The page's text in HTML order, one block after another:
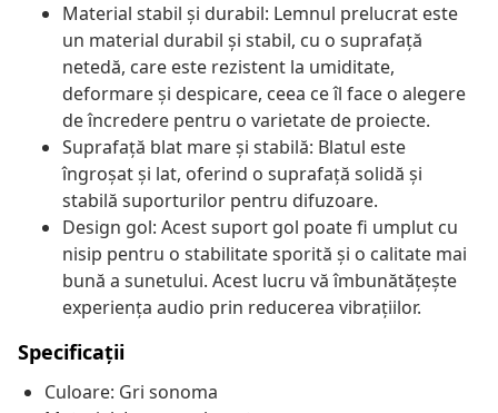
Material stabil și durabil: Lemnul prelucrat este
un material durabil și stabil, cu o suprafață
netedă, care este rezistent la umiditate,
deformare și despicare, ceea ce îl face o alegere
de încredere pentru o varietate de proiecte.
Suprafață blat mare și stabilă: Blatul este
îngroșat și lat, oferind o suprafață solidă și
stabilă suporturilor pentru difuzoare.
Design gol: Acest suport gol poate fi umplut cu
nisip pentru o stabilitate sporită și o calitate mai
bună a sunetului. Acest lucru vă îmbunătățește
experiența audio prin reducerea vibrațiilor.
Specificații
Culoare: Gri sonoma